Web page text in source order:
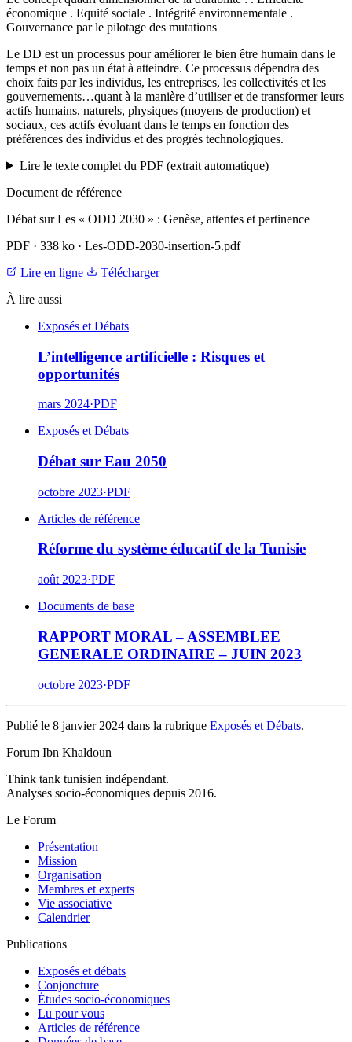
économique . Equité sociale . Intégrité environnementale .
Gouvernance par le pilotage des mutations
Le DD est un processus pour améliorer le bien être humain dans le
temps et non pas un état à atteindre. Ce processus dépendra des
choix faits par les individus, les entreprises, les collectivités et les
gouvernements…quant à la manière d’utiliser et de transformer leurs
actifs humains, naturels, physiques (moyens de production) et
sociaux, ces actifs évoluant dans le temps en fonction des
préférences des individus et des progrès technologiques.
Lire le texte complet du PDF (extrait automatique)
Document de référence
Débat sur Les « ODD 2030 » : Genèse, attentes et pertinence
PDF · 338 ko · Les-ODD-2030-insertion-5.pdf
Lire en ligne
Télécharger
À lire aussi
Exposés et Débats
L’intelligence artificielle : Risques et
opportunités
mars 2024·PDF
Exposés et Débats
Débat sur Eau 2050
octobre 2023·PDF
Articles de référence
Réforme du système éducatif de la Tunisie
août 2023·PDF
Documents de base
RAPPORT MORAL – ASSEMBLEE
GENERALE ORDINAIRE – JUIN 2023
octobre 2023·PDF
Publié le 8 janvier 2024 dans la rubrique Exposés et Débats.
Forum Ibn Khaldoun
Think tank tunisien indépendant.
Analyses socio-économiques depuis 2016.
Le Forum
Présentation
Mission
Organisation
Membres et experts
Vie associative
Calendrier
Publications
Exposés et débats
Conjoncture
Études socio-économiques
Lu pour vous
Articles de référence